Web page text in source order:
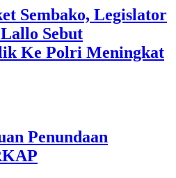
Sembako, Legislator
Sebut
Ke Polri Meningkat
Penundaan